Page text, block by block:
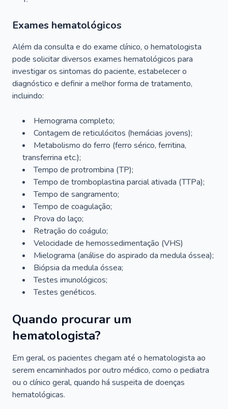
Exames hematológicos
Além da consulta e do exame clínico, o hematologista
pode solicitar diversos exames hematológicos para
investigar os sintomas do paciente, estabelecer o
diagnóstico e definir a melhor forma de tratamento,
incluindo:
Hemograma completo;
Contagem de reticulócitos (hemácias jovens);
Metabolismo do ferro (ferro sérico, ferritina,
transferrina etc.);
Tempo de protrombina (TP);
Tempo de tromboplastina parcial ativada (TTPa);
Tempo de sangramento;
Tempo de coagulação;
Prova do laço;
Retração do coágulo;
Velocidade de hemossedimentação (VHS)
Mielograma (análise do aspirado da medula óssea);
Biópsia da medula óssea;
Testes imunológicos;
Testes genéticos.
Quando procurar um
hematologista?
Em geral, os pacientes chegam até o hematologista ao
serem encaminhados por outro médico, como o pediatra
ou o clínico geral, quando há suspeita de doenças
hematológicas.